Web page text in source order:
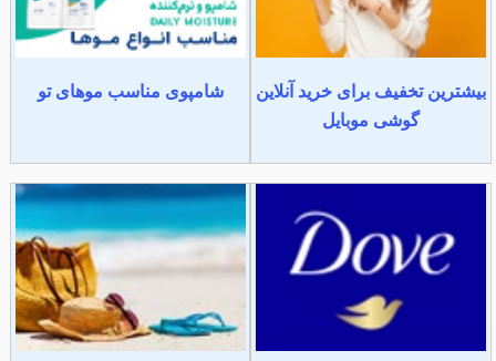
بیشترین تخفیف برای خرید آنلاین
گوشی موبایل
شامپوی مناسب موهای تو